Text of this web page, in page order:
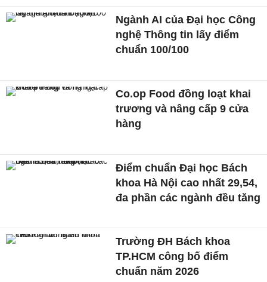
Ngành AI của Đại học Công
nghệ Thông tin lấy điểm
chuẩn 100/100
Co.op Food đồng loạt khai
trương và nâng cấp 9 cửa
hàng
Điểm chuẩn Đại học Bách
khoa Hà Nội cao nhất 29,54,
đa phần các ngành đều tăng
Trường ĐH Bách khoa
TP.HCM công bố điểm
chuẩn năm 2026